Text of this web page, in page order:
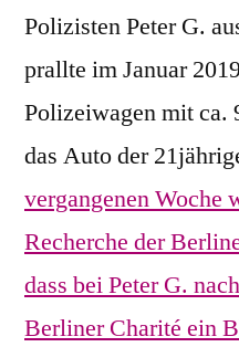
Polizisten Peter G.
prallte im Januar
Polizeiwagen mit ca.
das Auto der
vergangenen Woche
Recherche der
dass bei Peter G.
Berliner Charité ein